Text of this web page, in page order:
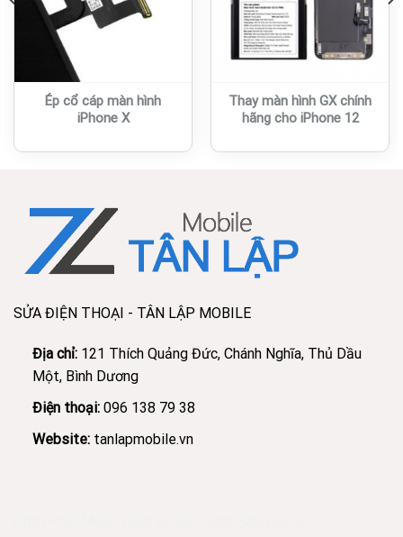
Ép cổ cáp màn hình
iPhone X
Thay màn hình GX chính
hãng cho iPhone 12
SỬA ĐIỆN THOẠI - TÂN LẬP MOBILE
Địa chỉ: 121 Thích Quảng Đức, Chánh Nghĩa, Thủ Dầu
Một, Bình Dương
Điện thoại: 096 138 79 38
Website: tanlapmobile.vn